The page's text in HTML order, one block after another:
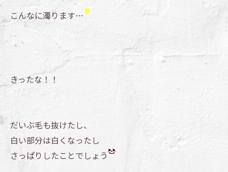
こんなに濁ります…
きったな！！
だいぶ毛も抜けたし、
白い部分は白くなったし
さっぱりしたことでしょう